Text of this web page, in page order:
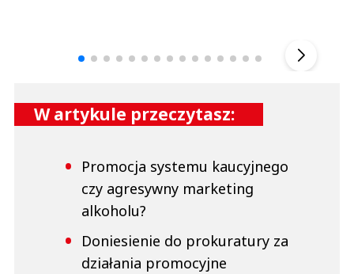
W artykule przeczytasz:
Promocja systemu kaucyjnego
czy agresywny marketing
alkoholu?
Doniesienie do prokuratury za
działania promocyjne